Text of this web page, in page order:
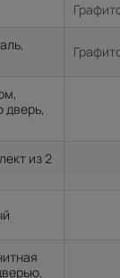
дверь,
из 2